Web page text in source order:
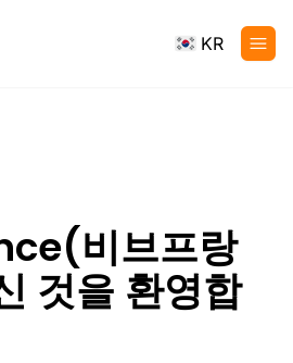
KR
비브프랑
것을 환영합